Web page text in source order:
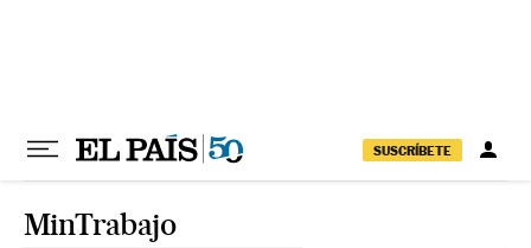
SUSCRÍBETE
MinTrabajo